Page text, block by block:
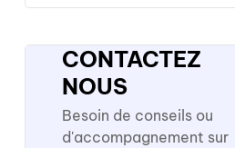
CONTACTEZ
NOUS
Besoin de conseils ou
d'accompagnement sur